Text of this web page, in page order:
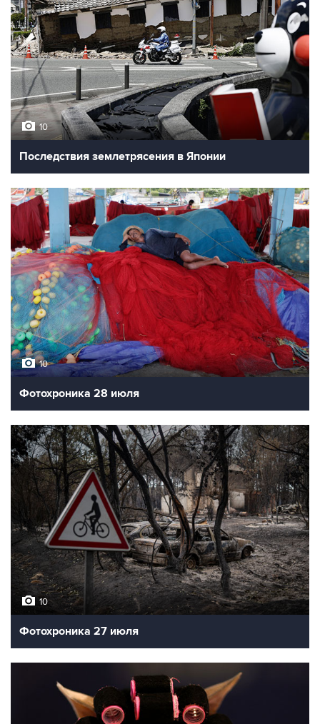
10
Последствия землетрясения в Японии
10
Фотохроника 28 июля
10
Фотохроника 27 июля